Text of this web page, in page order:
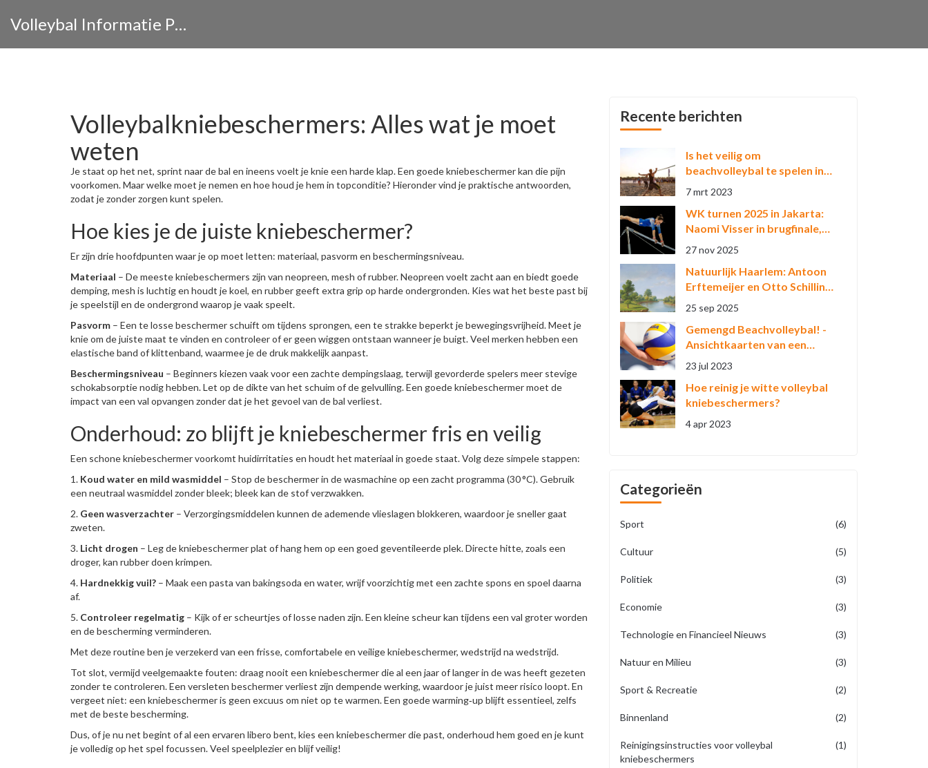
Volleybal Informatie Portaal
Volleybalkniebeschermers: Alles wat je moet
weten
Je staat op het net, sprint naar de bal en ineens voelt je knie een harde klap. Een goede kniebeschermer kan die pijn
voorkomen. Maar welke moet je nemen en hoe houd je hem in topconditie? Hieronder vind je praktische antwoorden,
zodat je zonder zorgen kunt spelen.
Hoe kies je de juiste kniebeschermer?
Er zijn drie hoofdpunten waar je op moet letten: materiaal, pasvorm en beschermingsniveau.
Materiaal – De meeste kniebeschermers zijn van neopreen, mesh of rubber. Neopreen voelt zacht aan en biedt goede
demping, mesh is luchtig en houdt je koel, en rubber geeft extra grip op harde ondergronden. Kies wat het beste past bij
je speelstijl en de ondergrond waarop je vaak speelt.
Pasvorm – Een te losse beschermer schuift om tijdens sprongen, een te strakke beperkt je bewegingsvrijheid. Meet je
knie om de juiste maat te vinden en controleer of er geen wiggen ontstaan wanneer je buigt. Veel merken hebben een
elastische band of klittenband, waarmee je de druk makkelijk aanpast.
Beschermingsniveau – Beginners kiezen vaak voor een zachte dempingslaag, terwijl gevorderde spelers meer stevige
schokabsorptie nodig hebben. Let op de dikte van het schuim of de gelvulling. Een goede kniebeschermer moet de
impact van een val opvangen zonder dat je het gevoel van de bal verliest.
Onderhoud: zo blijft je kniebeschermer fris en veilig
Een schone kniebeschermer voorkomt huidirritaties en houdt het materiaal in goede staat. Volg deze simpele stappen:
1. Koud water en mild wasmiddel – Stop de beschermer in de wasmachine op een zacht programma (30 °C). Gebruik
een neutraal wasmiddel zonder bleek; bleek kan de stof verzwakken.
2. Geen wasverzachter – Verzorgingsmiddelen kunnen de ademende vlieslagen blokkeren, waardoor je sneller gaat
zweten.
3. Licht drogen – Leg de kniebeschermer plat of hang hem op een goed geventileerde plek. Directe hitte, zoals een
droger, kan rubber doen krimpen.
4. Hardnekkig vuil? – Maak een pasta van bakingsoda en water, wrijf voorzichtig met een zachte spons en spoel daarna
af.
5. Controleer regelmatig – Kijk of er scheurtjes of losse naden zijn. Een kleine scheur kan tijdens een val groter worden
en de bescherming verminderen.
Met deze routine ben je verzekerd van een frisse, comfortabele en veilige kniebeschermer, wedstrijd na wedstrijd.
Tot slot, vermijd veelgemaakte fouten: draag nooit een kniebeschermer die al een jaar of langer in de was heeft gezeten
zonder te controleren. Een versleten beschermer verliest zijn dempende werking, waardoor je juist meer risico loopt. En
vergeet niet: een kniebeschermer is geen excuus om niet op te warmen. Een goede warming‑up blijft essentieel, zelfs
met de beste bescherming.
Dus, of je nu net begint of al een ervaren libero bent, kies een kniebeschermer die past, onderhoud hem goed en je kunt
je volledig op het spel focussen. Veel speelplezier en blijf veilig!
Recente berichten
Is het veilig om
beachvolleybal te spelen in
het zwembad?
7 mrt 2023
WK turnen 2025 in Jakarta:
Naomi Visser in brugfinale,
eerste
Indonesië
27 nov 2025
Natuurlijk Haarlem: Antoon
Erftemeijer en Otto Schilling
brengen groene
landschappen tot leven
25 sep 2025
Gemengd Beachvolleybal! -
Ansichtkaarten van een
Roadie?
23 jul 2023
Hoe reinig je witte volleybal
kniebeschermers?
4 apr 2023
Categorieën
Sport (6)
Cultuur (5)
Politiek (3)
Economie (3)
Technologie en Financieel Nieuws (3)
Natuur en Milieu (3)
Sport & Recreatie (2)
Binnenland (2)
Reinigingsinstructies voor volleybal
kniebeschermers
(1)